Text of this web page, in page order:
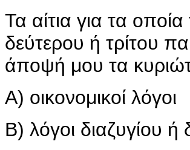
Τα αίτια για τα
δεύτερου ή τρίτου
άποψή μου τα
Α) οικονομικοί λόγοι
Β) λόγοι διαζυγίου ή